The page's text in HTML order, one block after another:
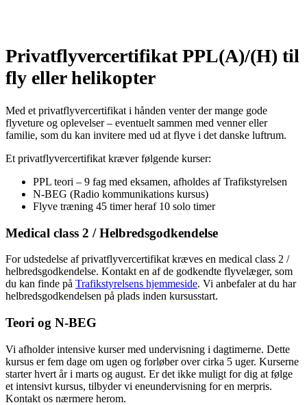
Privatflyvercertifikat PPL(A)/(H) til
fly eller helikopter
Med et privatflyvercertifikat i hånden venter der mange gode
flyveture og oplevelser – eventuelt sammen med venner eller
familie, som du kan invitere med ud at flyve i det danske luftrum.
Et privatflyvercertifikat kræver følgende kurser:
PPL teori – 9 fag med eksamen, afholdes af Trafikstyrelsen
N-BEG (Radio kommunikations kursus)
Flyve træning 45 timer heraf 10 solo timer
Medical class 2 / Helbredsgodkendelse
For udstedelse af privatflyvercertifikat kræves en medical class 2 /
helbredsgodkendelse. Kontakt en af de godkendte flyvelæger, som
du kan finde på Trafikstyrelsens hjemmeside. Vi anbefaler at du har
helbredsgodkendelsen på plads inden kursusstart.
Teori og N-BEG
Vi afholder intensive kurser med undervisning i dagtimerne. Dette
kursus er fem dage om ugen og forløber over cirka 5 uger. Kurserne
starter hvert år i marts og august. Er det ikke muligt for dig at følge
et intensivt kursus, tilbyder vi eneundervisning for en merpris.
Kontakt os nærmere herom.